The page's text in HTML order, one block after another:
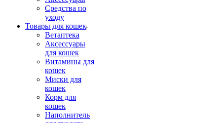
Средства по
уходу
Товары для кошек
Ветаптека
Аксессуары
для кошек
Витамины для
кошек
Миски для
кошек
Корм для
кошек
Наполнитель